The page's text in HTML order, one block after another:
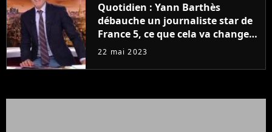
Quotidien : Yann Barthès
débauche un journaliste star de
France 5, ce que cela va changer
à la rentrée
22 mai 2023